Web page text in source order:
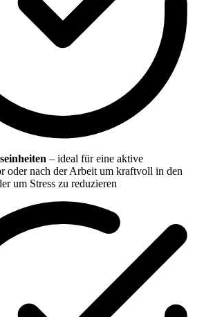
– ideal für eine aktive
oder nach der Arbeit um kraftvoll in den
um Stress zu reduzieren